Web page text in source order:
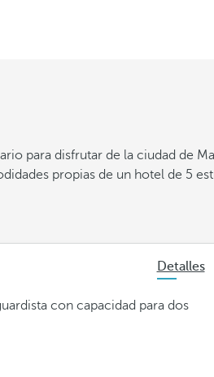
para disfrutar de la ciudad de
propias de un hotel de 5
Detalles
con capacidad para dos